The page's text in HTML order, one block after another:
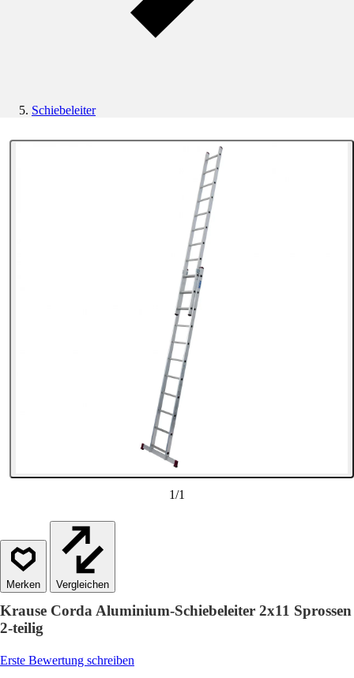
Schiebeleiter
1/1
Vergleichen
Krause Corda Aluminium-Schiebeleiter 2x11 Sprossen
2-teilig
Erste Bewertung schreiben